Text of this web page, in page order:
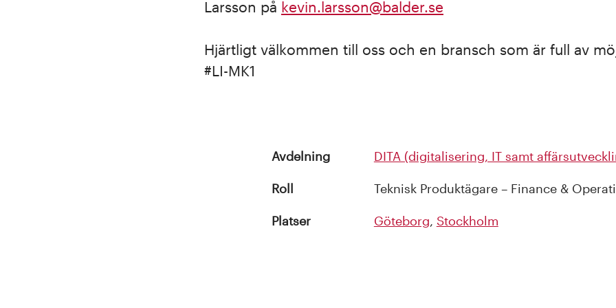
Larsson på kevin.larsson@balder.se
Hjärtligt välkommen till oss och en bransch som är full av mö
#LI-MK1
Avdelning DITA (digitalisering, IT samt
Roll Teknisk Produktägare – Finance &
Platser Göteborg, Stockholm